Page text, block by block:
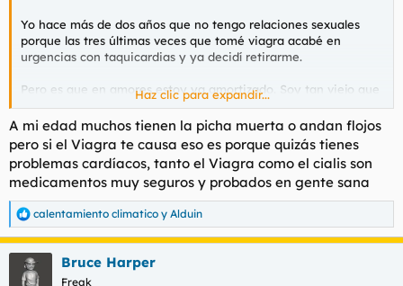
Yo hace más de dos años que no tengo relaciones sexuales
porque las tres últimas veces que tomé viagra acabé en
urgencias con taquicardias y ya decidí retirarme.
Pero es que en amores estoy ya amortizado. Soy tan viejo que
cuando nací el Manzanares tenía sólo una orilla.
Haz clic para expandir...
A mi edad muchos tienen la picha muerta o andan flojos
pero si el Viagra te causa eso es porque quizás tienes
problemas cardíacos, tanto el Viagra como el cialis son
medicamentos muy seguros y probados en gente sana
R
e
a
calentamiento climatico y Alduin
Bruce Harper
Freak